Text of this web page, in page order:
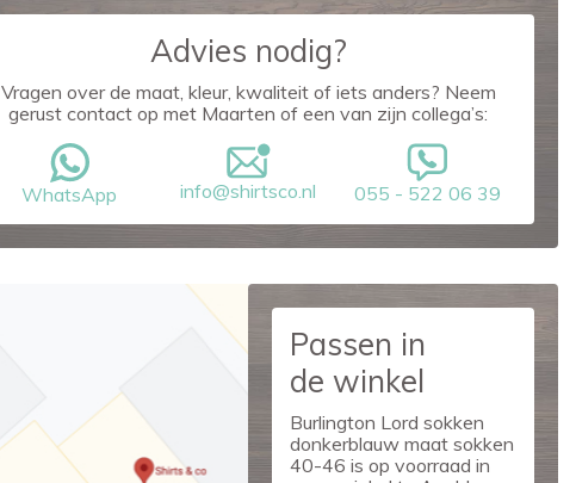
Advies nodig?
Vragen over de maat, kleur, kwaliteit of iets anders? Neem
gerust contact op met Maarten of een van zijn collega’s:
WhatsApp info@shirtsco.nl 055 - 522 06 39
Passen in
de winkel
Burlington Lord sokken
donkerblauw maat sokken
40-46 is op voorraad in